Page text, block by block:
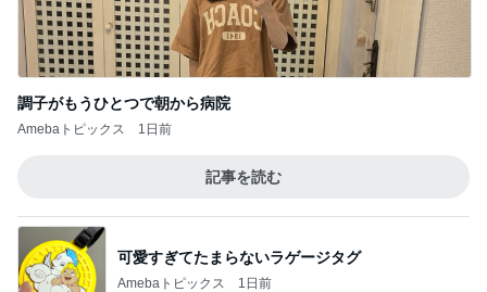
調子がもうひとつで朝から病院
Amebaトピックス 1日前
記事を読む
可愛すぎてたまらないラゲージタグ
Amebaトピックス 1日前